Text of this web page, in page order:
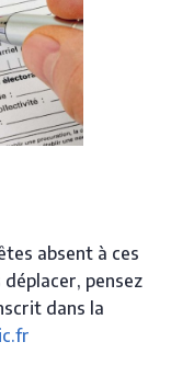
absent à ces
pensez
dans la